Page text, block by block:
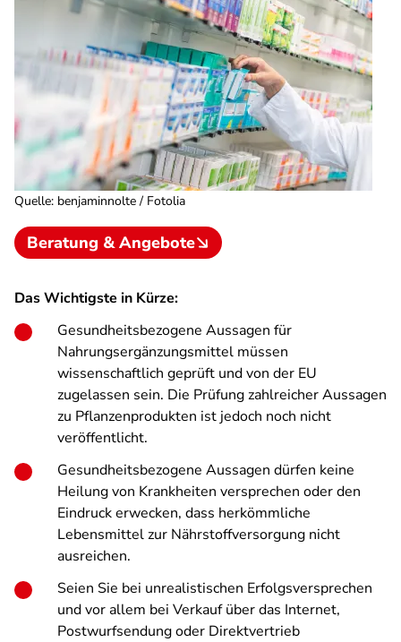
Quelle: benjaminnolte / Fotolia
Beratung & Angebote
Das Wichtigste in Kürze:
Gesundheitsbezogene Aussagen für
Nahrungsergänzungsmittel müssen
wissenschaftlich geprüft und von der EU
zugelassen sein. Die Prüfung zahlreicher Aussagen
zu Pflanzenprodukten ist jedoch noch nicht
veröffentlicht.
Gesundheitsbezogene Aussagen dürfen keine
Heilung von Krankheiten versprechen oder den
Eindruck erwecken, dass herkömmliche
Lebensmittel zur Nährstoffversorgung nicht
ausreichen.
Seien Sie bei unrealistischen Erfolgsversprechen
und vor allem bei Verkauf über das Internet,
Postwurfsendung oder Direktvertrieb